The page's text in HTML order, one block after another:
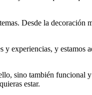
Desde la
y estamos
sino también
estar.